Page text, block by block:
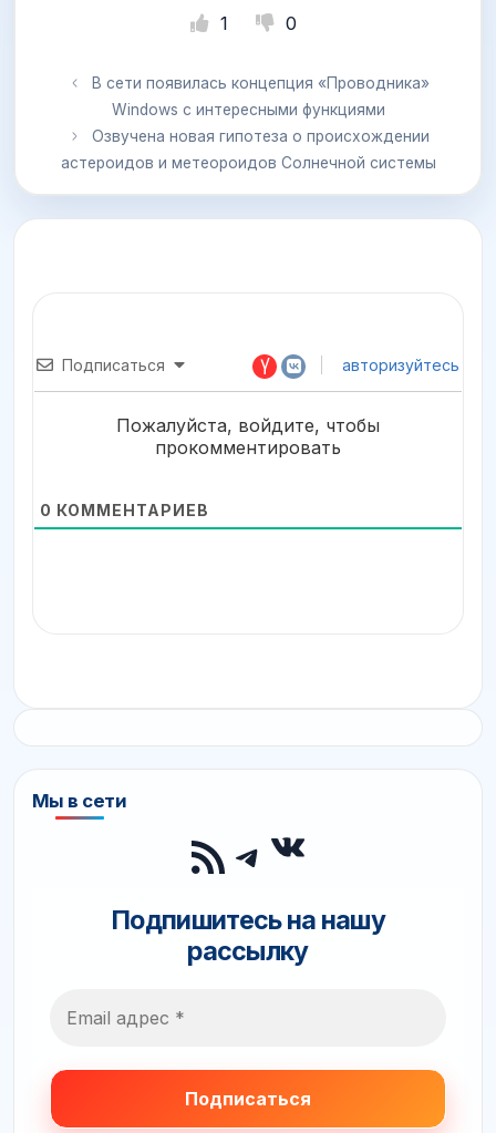
1 0
В сети появилась концепция «Проводника»
Windows с интересными функциями
Озвучена новая гипотеза о происхождении
астероидов и метеороидов Солнечной системы
Подписаться авторизуйтесь
Пожалуйста, войдите, чтобы
прокомментировать
0 КОММЕНТАРИЕВ
Мы в сети
RSS-лента
Telegram
ВКонтакте
Подпишитесь на нашу
рассылку